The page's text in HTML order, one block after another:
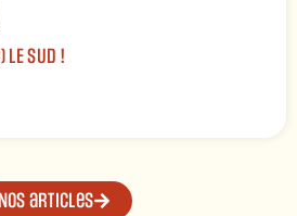
LE SUD !
Nos articles